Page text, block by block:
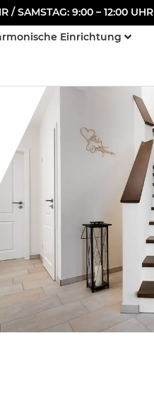
/ SAMSTAG: 9:00 – 12:00 UHR
Einrichtung